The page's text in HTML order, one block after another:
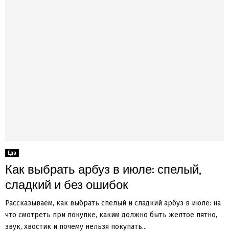
Еда
Как выбрать арбуз в июле: спелый,
сладкий и без ошибок
Рассказываем, как выбрать спелый и сладкий арбуз в июле: на
что смотреть при покупке, каким должно быть желтое пятно,
звук, хвостик и почему нельзя покупать...